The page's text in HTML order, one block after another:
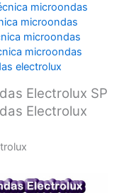
microondas
microondas
microondas
microondas
electrolux
Electrolux SP
Electrolux